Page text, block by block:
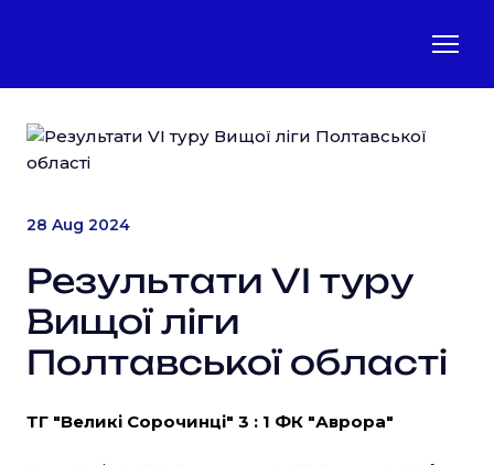
28 Aug 2024
Результати VI туру
Вищої ліги
Полтавської області
ТГ "Великі Сорочинці" 3 : 1 ФК "Аврора"